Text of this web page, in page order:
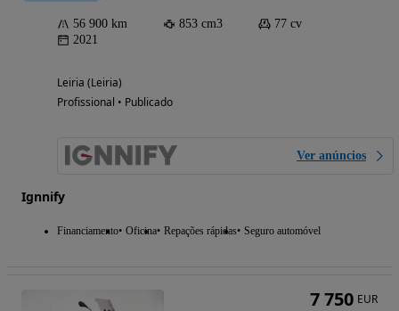
56 900 km 853 cm3
77 cv
2021
Leiria (Leiria)
Profissional • Publicado
Ver anúncios
Ignnify
Financiamento Oficina Repações rápidas Seguro automóvel
7 750 EUR